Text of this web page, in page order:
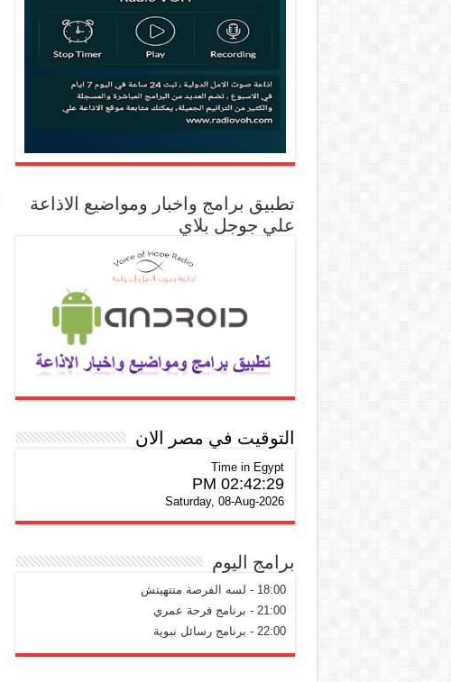
تطبيق برامج واخبار ومواضيع الاذاعة
علي جوجل بلاي
التوقيت في مصر الان
Time in Egypt
02:42:30 PM
Saturday, 08-Aug-2026
برامج اليوم
18:00 - لسه الفرصة منتهيتش
21:00 - برنامج فرحة عمري
22:00 - برنامج رسائل نبوية